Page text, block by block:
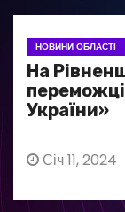
НОВИНИ ОБЛАСТІ
На
України»
Січ 11, 2024